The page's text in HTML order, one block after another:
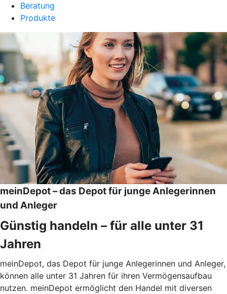
Beratung
Produkte
meinDepot – das Depot für junge Anlegerinnen
und Anleger
Günstig handeln – für alle unter 31
Jahren
meinDepot, das Depot für junge Anlegerinnen und Anleger,
können alle unter 31 Jahren für ihren Vermögensaufbau
nutzen. meinDepot ermöglicht den Handel mit diversen